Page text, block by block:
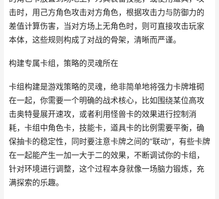
击时，用己方角色攻击对方角色，根据攻击力与防御力的
差值计算伤害，当对方场上无角色时，则可直接攻击玩家
本体，这些规则构成了对战的骨架，清晰而严谨。
构建专属卡组，策略的灵魂所在
卡组构建是游戏策略的灵魂，绝非简单地将强力卡牌堆砌
在一起，你需要一个明确的战术核心，比如围绕某位高攻
击奥特曼展开速攻，或者利用怪兽卡的效果进行控制消
耗，卡组中角色卡，技能卡，道具卡的比例需要平衡，确
保抽卡的稳定性，同时要注意卡牌之间的“联动”，有些卡牌
在一起能产生一加一大于二的效果，不断调试你的卡组，
针对环境进行调整，这个过程本身就像一场脑力锻炼，充
满探索的乐趣。